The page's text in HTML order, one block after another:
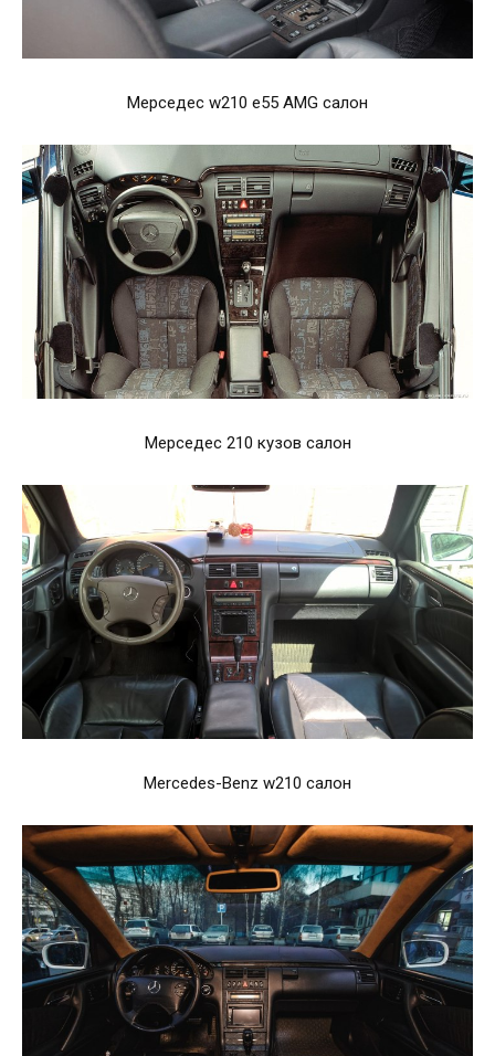
Мерседес w210 e55 AMG салон
Мерседес 210 кузов салон
Mercedes-Benz w210 салон